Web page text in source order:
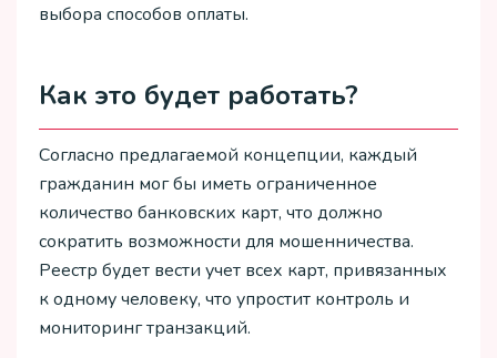
выбора способов оплаты.
Как это будет работать?
Согласно предлагаемой концепции, каждый
гражданин мог бы иметь ограниченное
количество банковских карт, что должно
сократить возможности для мошенничества.
Реестр будет вести учет всех карт, привязанных
к одному человеку, что упростит контроль и
мониторинг транзакций.